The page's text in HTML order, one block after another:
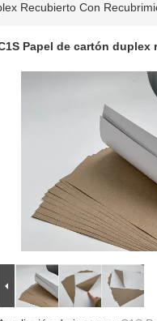
Recubierto Con
Papel de cartón